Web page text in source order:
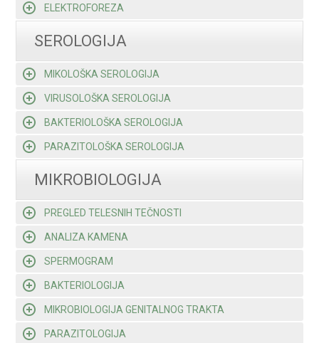
ELEKTROFOREZA
SEROLOGIJA
MIKOLOŠKA SEROLOGIJA
VIRUSOLOŠKA SEROLOGIJA
BAKTERIOLOŠKA SEROLOGIJA
PARAZITOLOŠKA SEROLOGIJA
MIKROBIOLOGIJA
PREGLED TELESNIH TEČNOSTI
ANALIZA KAMENA
SPERMOGRAM
BAKTERIOLOGIJA
MIKROBIOLOGIJA GENITALNOG TRAKTA
PARAZITOLOGIJA